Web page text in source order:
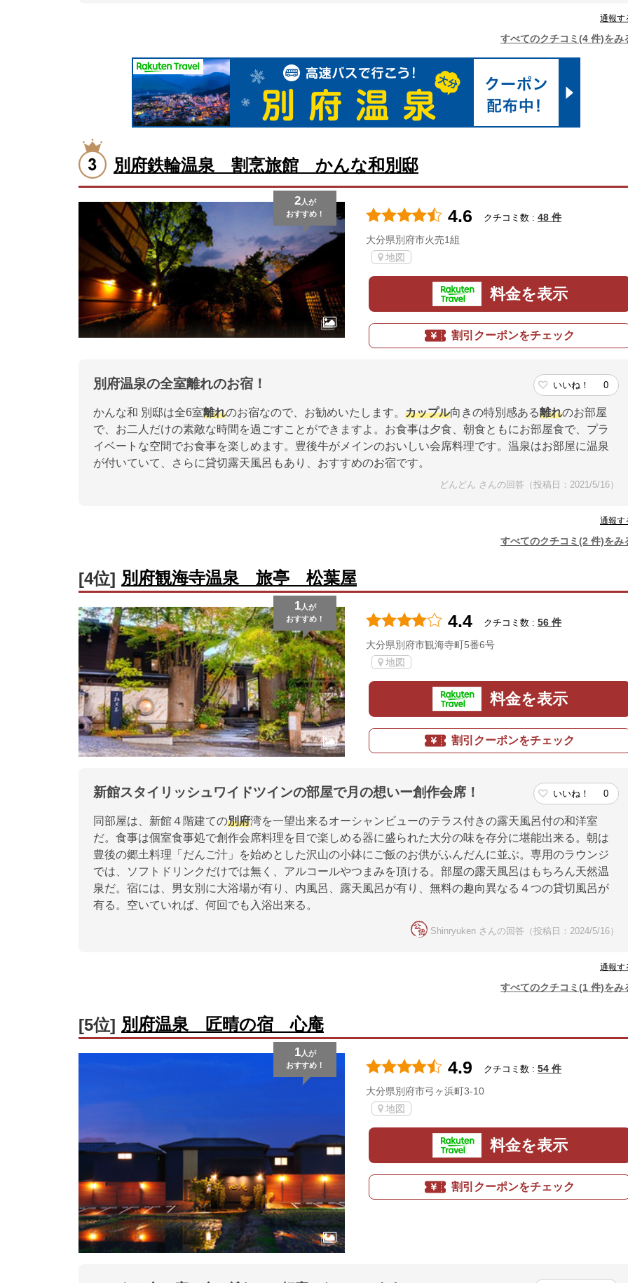
通報す
すべてのクチコミ(4 件)をみ
別府鉄輪温泉 割烹旅館 かんな和別邸
2人が
おすすめ！
4.6 クチコミ数 : 48 件
大分県別府市火売1組
地図
料金を表示
割引クーポンをチェック
別府温泉の全室離れのお宿！ いいね！ 0
かんな和 別邸は全6室離れのお宿なので、お勧めいたします。 カップル向きの特別感ある離れのお部屋
で、お二人だけの素敵な時間を過ごすことができますよ。お食事は夕食、朝食ともにお部屋食で、プラ
イベートな空間でお食事を楽しめます。豊後牛がメインのおいしい会席料理です。温泉はお部屋に温泉
が付いていて、さらに貸切露天風呂もあり、おすすめのお宿です。
どんどん さんの回答（投稿日：2021/5/16）
通報す
すべてのクチコミ(2 件)をみ
[4位] 別府観海寺温泉 旅亭 松葉屋
1人が
おすすめ！
4.4 クチコミ数 : 56 件
大分県別府市観海寺町5番6号
地図
料金を表示
割引クーポンをチェック
新館スタイリッシュワイドツインの部屋で月の想いー創作会席！ いいね！ 0
同部屋は、新館４階建ての別府湾を一望出来るオーシャンビューのテラス付きの露天風呂付の和洋室
だ。食事は個室食事処で創作会席料理を目で楽しめる器に盛られた大分の味を存分に堪能出来る。朝は
豊後の郷土料理「だんご汁」を始めとした沢山の小鉢にご飯のお供がふんだんに並ぶ。専用のラウンジ
では、ソフトドリンクだけでは無く、アルコールやつまみを頂ける。部屋の露天風呂はもちろん天然温
泉だ。宿には、男女別に大浴場が有り、内風呂、露天風呂が有り、無料の趣向異なる４つの貸切風呂が
有る。空いていれば、何回でも入浴出来る。
Shinryuken さんの回答（投稿日：2024/5/16）
通報す
すべてのクチコミ(1 件)をみ
[5位] 別府温泉 匠晴の宿 心庵
1人が
おすすめ！
4.9 クチコミ数 : 54 件
大分県別府市弓ヶ浜町3-10
地図
料金を表示
割引クーポンをチェック